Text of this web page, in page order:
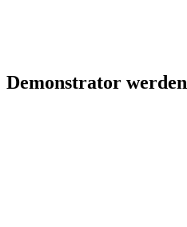
Demonstrator werden